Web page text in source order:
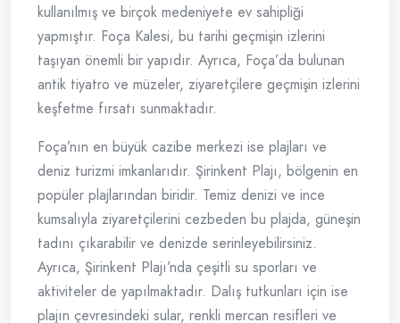
kullanılmış ve birçok medeniyete ev sahipliği
yapmıştır. Foça Kalesi, bu tarihi geçmişin izlerini
taşıyan önemli bir yapıdır. Ayrıca, Foça’da bulunan
antik tiyatro ve müzeler, ziyaretçilere geçmişin izlerini
keşfetme fırsatı sunmaktadır.
Foça’nın en büyük cazibe merkezi ise plajları ve
deniz turizmi imkanlarıdır. Şirinkent Plajı, bölgenin en
popüler plajlarından biridir. Temiz denizi ve ince
kumsalıyla ziyaretçilerini cezbeden bu plajda, güneşin
tadını çıkarabilir ve denizde serinleyebilirsiniz.
Ayrıca, Şirinkent Plajı’nda çeşitli su sporları ve
aktiviteler de yapılmaktadır. Dalış tutkunları için ise
plajın çevresindeki sular, renkli mercan resifleri ve